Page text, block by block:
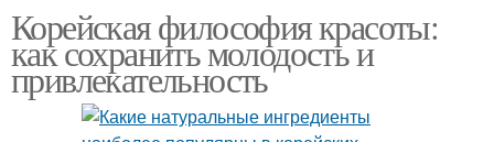
Корейская философия красоты:
как сохранить молодость и
привлекательность